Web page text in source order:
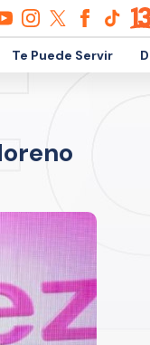
Te Puede Servir